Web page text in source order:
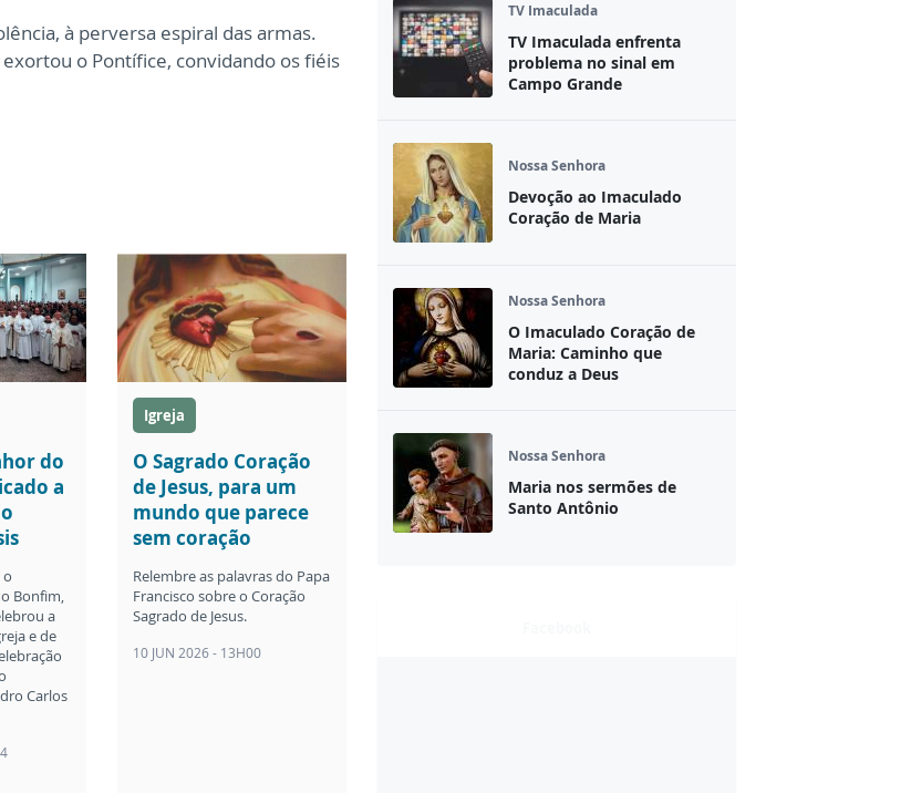
à perversa espiral das armas.
o Pontífice, convidando os fiéis
do
a
o
Bonfim,
a
e de
Carlos
Igreja
O Sagrado Coração
de Jesus, para um
mundo que parece
sem coração
Relembre as palavras do Papa
Francisco sobre o Coração
Sagrado de Jesus.
10 JUN 2026 - 13H00
TV Imaculada
TV Imaculada enfrenta
problema no sinal em
Campo Grande
Nossa Senhora
Devoção ao Imaculado
Coração de Maria
Nossa Senhora
O Imaculado Coração de
Maria: Caminho que
conduz a Deus
Nossa Senhora
Maria nos sermões de
Santo Antônio